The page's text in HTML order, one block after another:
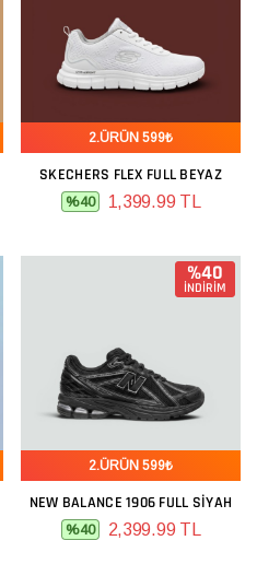
2.ÜRÜN 599₺
SKECHERS FLEX FULL BEYAZ
%40 1,399.99 TL
%40
İNDİRİM
2.ÜRÜN 599₺
NEW BALANCE 1906 FULL SIYAH
%40 2,399.99 TL